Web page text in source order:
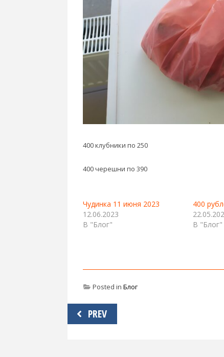
400 клубники по 250
400 черешни по 390
Чудинка 11 июня 2023
12.06.2023
В "Блог"
400
В "Блог"
Posted in Блог
Навигация
по
PREV